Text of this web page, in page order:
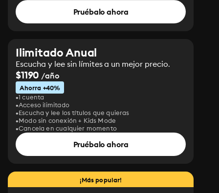
Pruébalo ahora
Ilimitado Anual
Escucha y lee sin límites a un mejor precio.
$1190 /año
Ahorra +40%
1 cuenta
Acceso ilimitado
Escucha y lee los títulos que quieras
Modo sin conexión + Kids Mode
Cancela en cualquier momento
Pruébalo ahora
¡Más popular!